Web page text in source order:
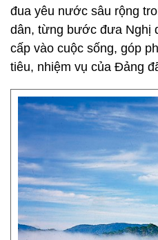
đua yêu nước sâu rộng
dân, từng bước đưa Nghị
cấp vào cuộc sống, góp
tiêu, nhiệm vụ của Đảng